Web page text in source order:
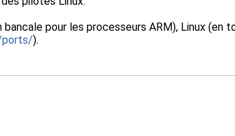
pour les processeurs ARM), Linux (en
ports/).